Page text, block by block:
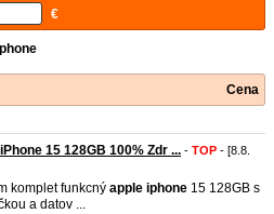
€
Cena
15 128GB 100% Zdr ... - TOP - [8.8.
komplet funkcný apple iphone 15 128GB s
a datov ...